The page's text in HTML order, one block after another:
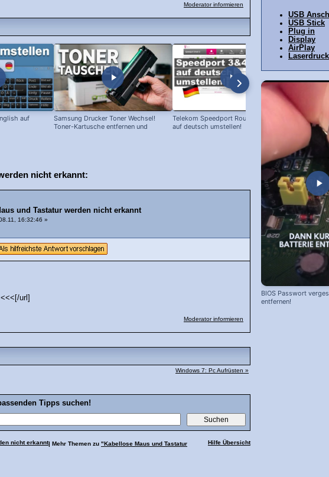
Moderator informieren
auf
Samsung Drucker Toner Wechsel!
Toner-Kartusche entfernen und
Telekom Speedport Router: Sprache
auf deutsch umstellen!
PC an
nicht erkannt:
und Tastatur werden nicht erkannt
16:32:46 »
url]
Moderator informieren
Windows 7: Pc Aufrüsten »
Tipps suchen!
nicht erkannt Hilfe Übersicht
| Mehr Themen zu "Kabellose Maus und Tastatur
USB
USB Stick
Plug in
Display
AirPlay
BIOS Passwort
entfernen!